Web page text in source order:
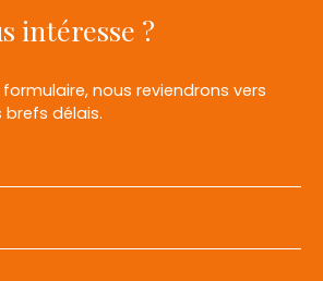
intéresse ?
nous reviendrons vers
brefs délais.